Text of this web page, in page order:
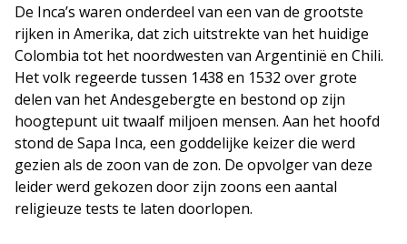
De Inca’s waren onderdeel van een van de grootste
rijken in Amerika, dat zich uitstrekte van het huidige
Colombia tot het noordwesten van Argentinië en Chili.
Het volk regeerde tussen 1438 en 1532 over grote
delen van het Andesgebergte en bestond op zijn
hoogtepunt uit twaalf miljoen mensen. Aan het hoofd
stond de Sapa Inca, een goddelijke keizer die werd
gezien als de zoon van de zon. De opvolger van deze
leider werd gekozen door zijn zoons een aantal
religieuze tests te laten doorlopen.